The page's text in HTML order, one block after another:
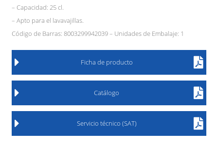
– Capacidad: 25 cl.
– Apto para el lavavajillas.
Código de Barras: 8003299942039 – Unidades de Embalaje: 1
Ficha de producto
Catálogo
Servicio técnico (SAT)